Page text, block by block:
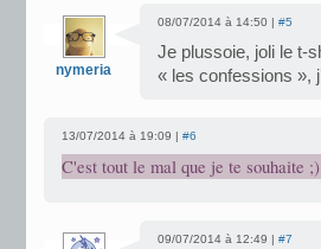
nymeria
08/07/2014 à 14:50 | #5
Je plussoie, joli le t-
« les confessions »,
13/07/2014 à 19:09 | #6
C'est tout le mal que je te souhaite ;)
09/07/2014 à 12:49 | #7